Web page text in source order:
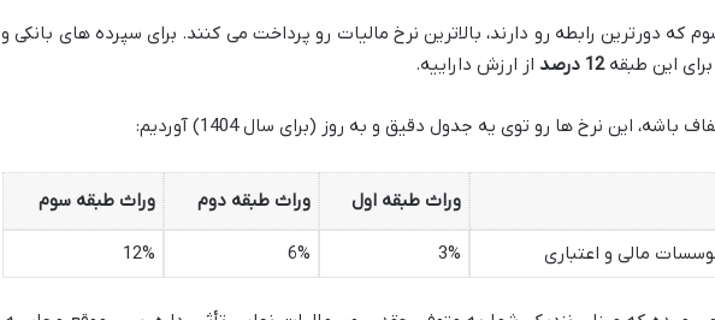
که دورترین رابطه رو دارند، بالاترین نرخ مالیات رو پرداخت می کنند. برای سپرده های بانکی و
این طبقه12 درصد از ارزش داراییه.
این نرخ ها رو توی یه جدول دقیق و به روز (برای سال 1404) آوردیم:
وراث طبقه اول وراث طبقه دوم وراث طبقه سوم
مالی و اعتباری 3%
6%
12%